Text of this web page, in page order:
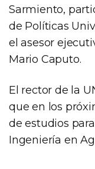
Sarmiento,
de Políticas
el asesor
Mario Caputo.
El rector de la
que en los
de estudios
Ingeniería en